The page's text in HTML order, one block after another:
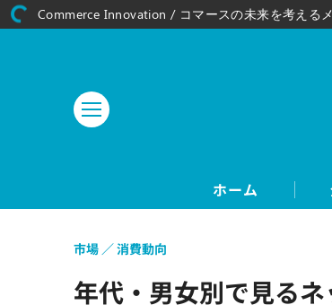
ホーム
年代・男女別で見る
市場 消費動向
Commerce Innovation / コマースの未来を考える